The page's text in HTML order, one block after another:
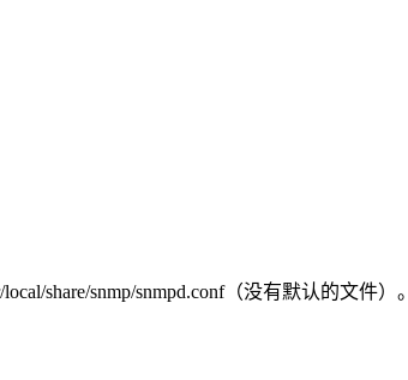
share/snmp/snmpd.conf（没有默认的文件）。